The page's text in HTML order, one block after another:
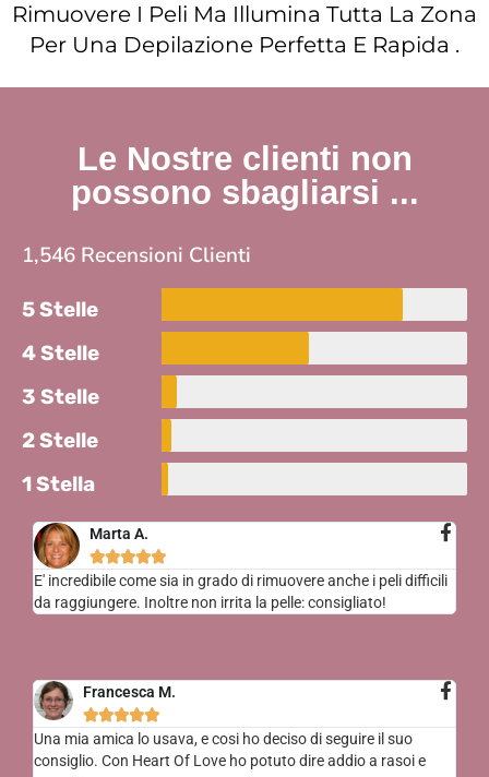
Rimuovere I Peli Ma Illumina Tutta La Zona
Per Una Depilazione Perfetta E Rapida .
Le Nostre clienti non
possono sbagliarsi ...
1,546 Recensioni Clienti
5 Stelle
4 Stelle
3 Stelle
2 Stelle
1 Stella
Marta A.

E' incredibile come sia in grado di rimuovere anche i peli difficili
da raggiungere. Inoltre non irrita la pelle: consigliato!
Francesca M.

Una mia amica lo usava, e cosi ho deciso di seguire il suo
consiglio. Con Heart Of Love ho potuto dire addio a rasoi e